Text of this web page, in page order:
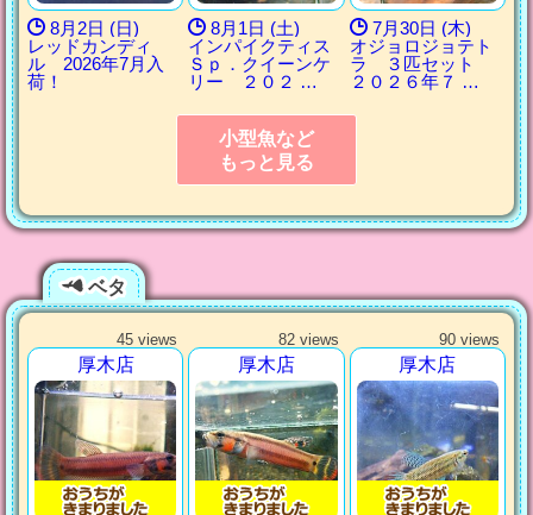
8月2日 (日)
レッドカンディ
ル 2026年7月入
荷！
8月1日 (土)
インパイクティス
Ｓｐ．クイーンケ
リー ２０２ …
7月30日 (木)
オジョロジョテト
ラ ３匹セット
２０２６年７ …
小型魚など
もっと見る
ベタ
45 views
厚木店
82 views
厚木店
90 views
厚木店